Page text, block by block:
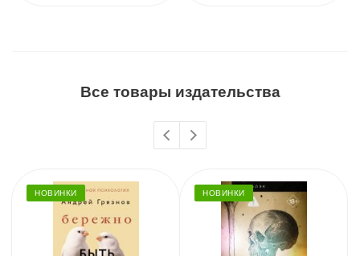
Все товары издательства
НОВИНКИ НОВИНКИ